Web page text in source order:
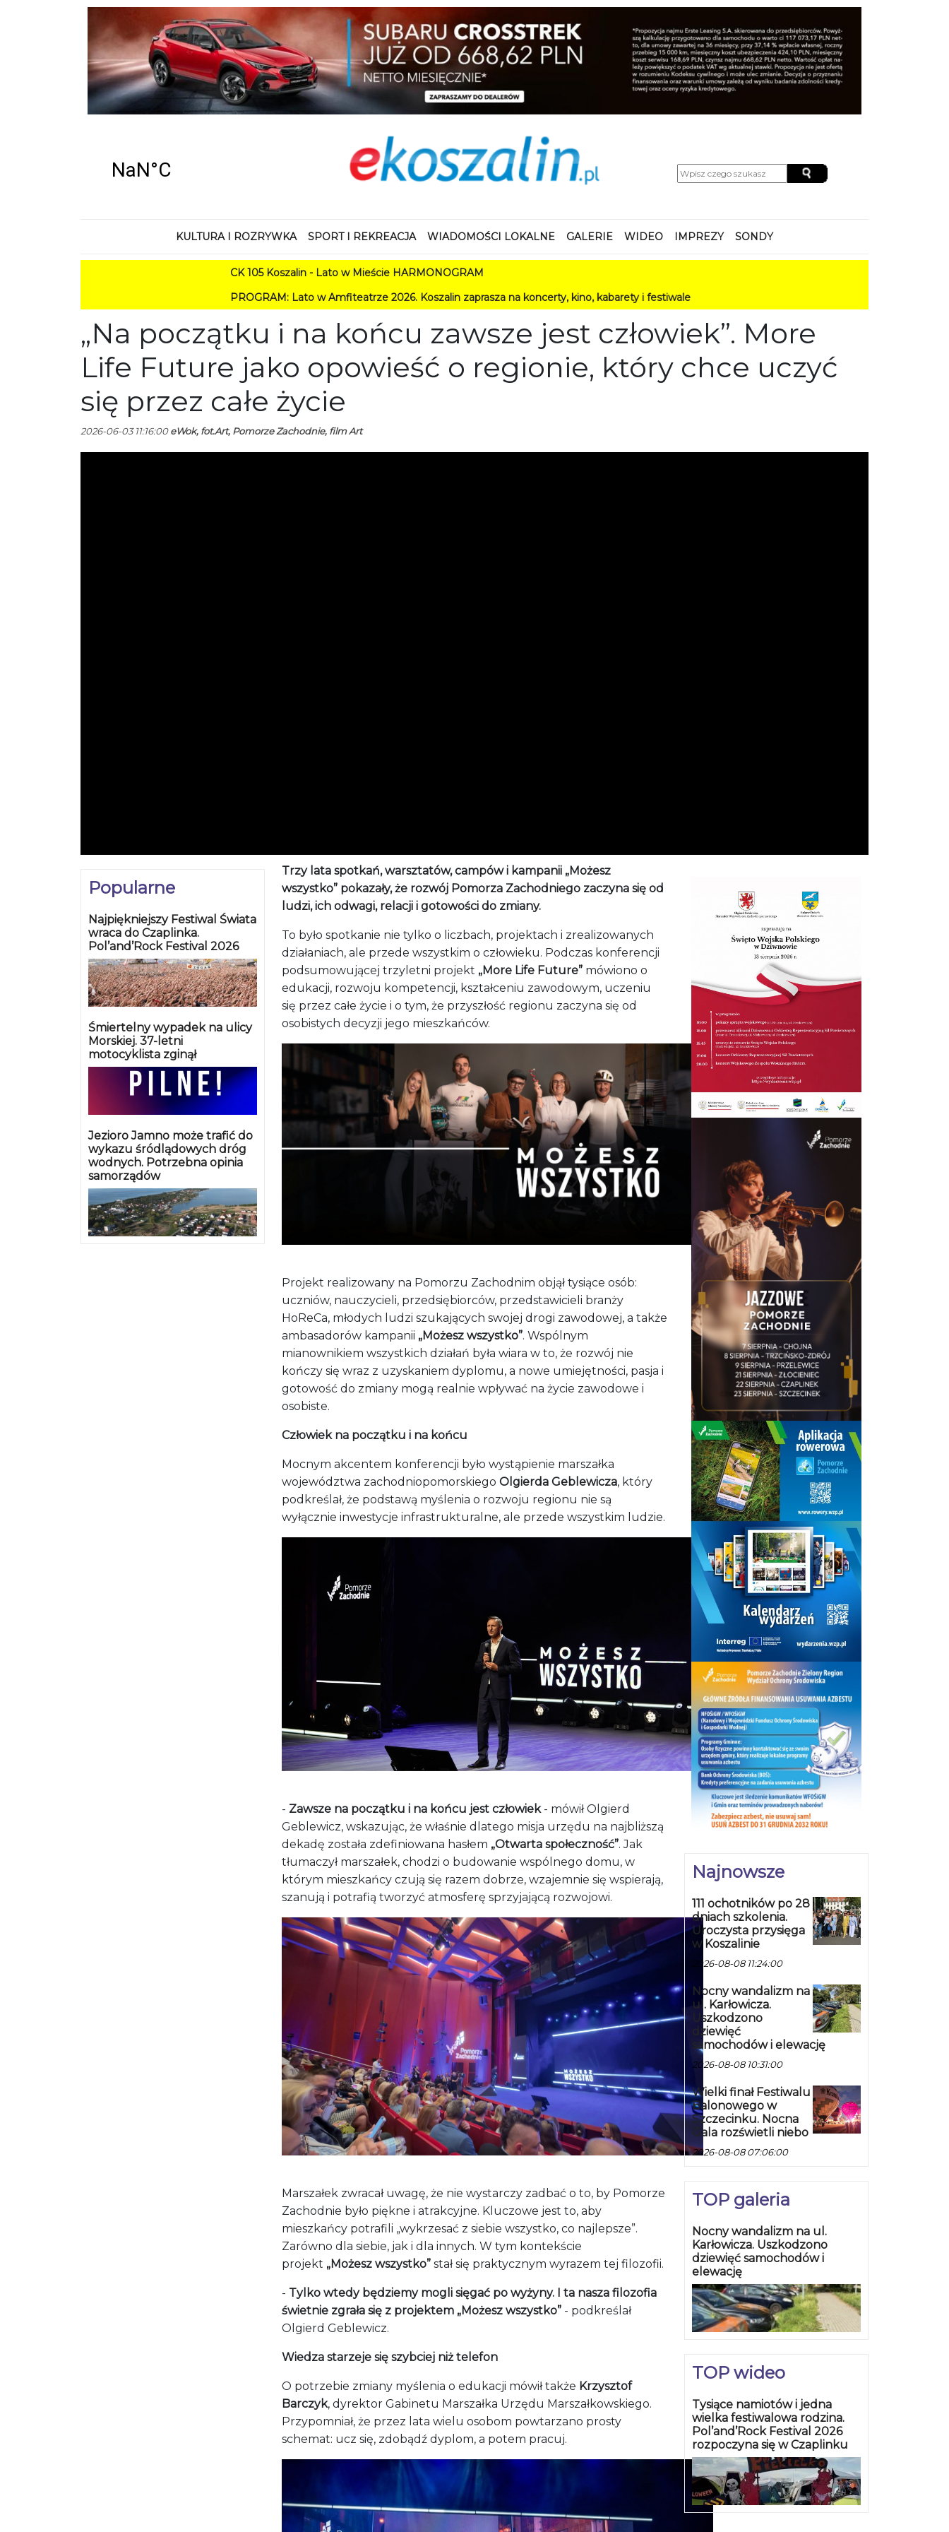
KULTURA I ROZRYWKA SPORT I REKREACJA WIADOMOŚCI LOKALNE GALERIE WIDEO IMPREZY SONDY
CK 105 Koszalin - Lato w Mieście HARMONOGRAM
PROGRAM: Lato w Amfiteatrze 2026. Koszalin zaprasza na koncerty, kino, kabarety i festiwale
„Na początku i na końcu zawsze jest człowiek”. More
Life Future jako opowieść o regionie, który chce uczyć
się przez całe życie
2026-06-03 11:16:00eWok, fot.Art, Pomorze Zachodnie, film Art
Popularne
Najpiękniejszy Festiwal Świata
wraca do Czaplinka.
Pol’and’Rock Festival 2026
Śmiertelny wypadek na ulicy
Morskiej. 37-letni
motocyklista zginął
Jezioro Jamno może trafić do
wykazu śródlądowych dróg
wodnych. Potrzebna opinia
samorządów
Trzy lata spotkań, warsztatów, campów i kampanii „Możesz
wszystko” pokazały, że rozwój Pomorza Zachodniego zaczyna się od
ludzi, ich odwagi, relacji i gotowości do zmiany.
To było spotkanie nie tylko o liczbach, projektach i zrealizowanych
działaniach, ale przede wszystkim o człowieku. Podczas konferencji
podsumowującej trzyletni projekt „More Life Future” mówiono o
edukacji, rozwoju kompetencji, kształceniu zawodowym, uczeniu
się przez całe życie i o tym, że przyszłość regionu zaczyna się od
osobistych decyzji jego mieszkańców.
Projekt realizowany na Pomorzu Zachodnim objął tysiące osób:
uczniów, nauczycieli, przedsiębiorców, przedstawicieli branży
HoReCa, młodych ludzi szukających swojej drogi zawodowej, a także
ambasadorów kampanii „Możesz wszystko”. Wspólnym
mianownikiem wszystkich działań była wiara w to, że rozwój nie
kończy się wraz z uzyskaniem dyplomu, a nowe umiejętności, pasja i
gotowość do zmiany mogą realnie wpływać na życie zawodowe i
osobiste.
Człowiek na początku i na końcu
Mocnym akcentem konferencji było wystąpienie marszałka
województwa zachodniopomorskiego Olgierda Geblewicza, który
podkreślał, że podstawą myślenia o rozwoju regionu nie są
wyłącznie inwestycje infrastrukturalne, ale przede wszystkim ludzie.
- Zawsze na początku i na końcu jest człowiek- mówił Olgierd
Geblewicz, wskazując, że właśnie dlatego misja urzędu na najbliższą
dekadę została zdefiniowana hasłem „Otwarta społeczność”. Jak
tłumaczył marszałek, chodzi o budowanie wspólnego domu, w
którym mieszkańcy czują się razem dobrze, wzajemnie się wspierają,
szanują i potrafią tworzyć atmosferę sprzyjającą rozwojowi.
Marszałek zwracał uwagę, że nie wystarczy zadbać o to, by Pomorze
Zachodnie było piękne i atrakcyjne. Kluczowe jest to, aby
mieszkańcy potrafili „wykrzesać z siebie wszystko, co najlepsze”.
Zarówno dla siebie, jak i dla innych. W tym kontekście
projekt „Możesz wszystko” stał się praktycznym wyrazem tej filozofii.
- Tylko wtedy będziemy mogli sięgać po wyżyny. I ta nasza filozofia
świetnie zgrała się z projektem „Możesz wszystko” - podkreślał
Olgierd Geblewicz.
Wiedza starzeje się szybciej niż telefon
O potrzebie zmiany myślenia o edukacji mówił także Krzysztof
Barczyk, dyrektor Gabinetu Marszałka Urzędu Marszałkowskiego.
Przypomniał, że przez lata wielu osobom powtarzano prosty
schemat: ucz się, zdobądź dyplom, a potem pracuj.
Najnowsze
111 ochotników po 28
dniach szkolenia.
Uroczysta przysięga
w Koszalinie
2026-08-08 11:24:00
Nocny wandalizm na
ul. Karłowicza.
Uszkodzono
dziewięć
samochodów i elewację
2026-08-08 10:31:00
Wielki finał Festiwalu
Balonowego w
Szczecinku. Nocna
Gala rozświetli niebo
2026-08-08 07:06:00
TOP galeria
Nocny wandalizm na ul.
Karłowicza. Uszkodzono
dziewięć samochodów i
elewację
TOP wideo
Tysiące namiotów i jedna
wielka festiwalowa rodzina.
Pol’and’Rock Festival 2026
rozpoczyna się w Czaplinku